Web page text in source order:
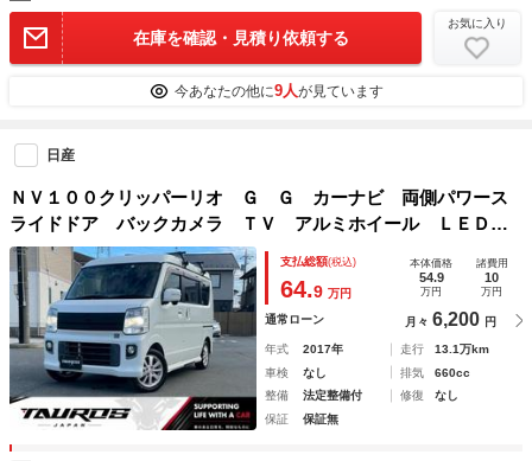
在庫を確認・見積り依頼する
お気に入り
今あなたの他に9人が見ています
日産
ＮＶ１００クリッパーリオ Ｇ Ｇ カーナビ 両側パワース
ライドドア バックカメラ ＴＶ アルミホイール ＬＥＤヘ
ッドライト エアコン ＥＴＣ スマートキープッシュスター
ト
支払総額(税込)
64.9 万円
本体価格
54.9
万円
諸費用
10
万円
通常ローン 月々 6,200 円
年式 2017年 走行
13.1万km
車検
なし 排気
660cc
整備
法定整備付 修復
なし
保証
保証無